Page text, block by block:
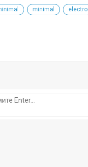
minimal electro